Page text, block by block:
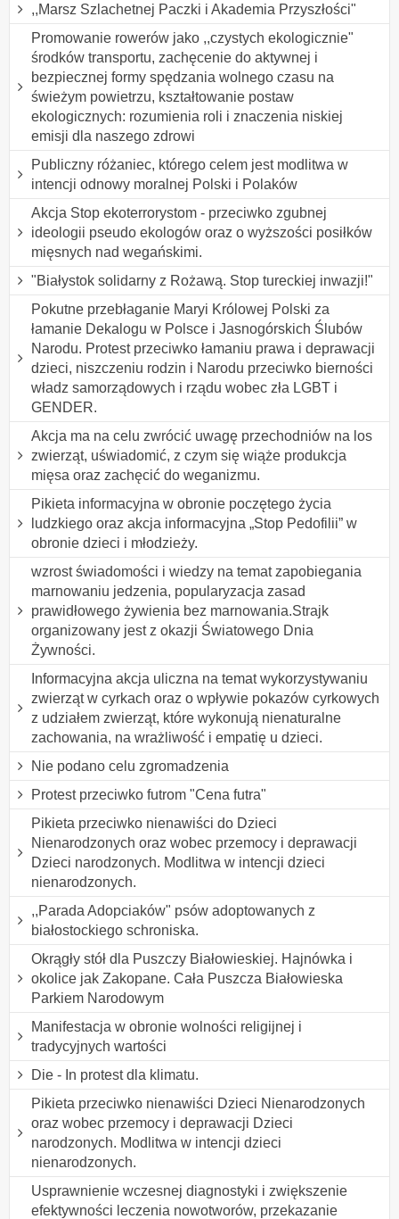
,,Marsz Szlachetnej Paczki i Akademia Przyszłości"
Promowanie rowerów jako ,,czystych ekologicznie"
środków transportu, zachęcenie do aktywnej i
bezpiecznej formy spędzania wolnego czasu na
świeżym powietrzu, kształtowanie postaw
ekologicznych: rozumienia roli i znaczenia niskiej
emisji dla naszego zdrowi
Publiczny różaniec, którego celem jest modlitwa w
intencji odnowy moralnej Polski i Polaków
Akcja Stop ekoterrorystom - przeciwko zgubnej
ideologii pseudo ekologów oraz o wyższości posiłków
mięsnych nad wegańskimi.
"Białystok solidarny z Rożawą. Stop tureckiej inwazji!"
Pokutne przebłaganie Maryi Królowej Polski za
łamanie Dekalogu w Polsce i Jasnogórskich Ślubów
Narodu. Protest przeciwko łamaniu prawa i deprawacji
dzieci, niszczeniu rodzin i Narodu przeciwko bierności
władz samorządowych i rządu wobec zła LGBT i
GENDER.
Akcja ma na celu zwrócić uwagę przechodniów na los
zwierząt, uświadomić, z czym się wiąże produkcja
mięsa oraz zachęcić do weganizmu.
Pikieta informacyjna w obronie poczętego życia
ludzkiego oraz akcja informacyjna „Stop Pedofilii” w
obronie dzieci i młodzieży.
wzrost świadomości i wiedzy na temat zapobiegania
marnowaniu jedzenia, popularyzacja zasad
prawidłowego żywienia bez marnowania.Strajk
organizowany jest z okazji Światowego Dnia
Żywności.
Informacyjna akcja uliczna na temat wykorzystywaniu
zwierząt w cyrkach oraz o wpływie pokazów cyrkowych
z udziałem zwierząt, które wykonują nienaturalne
zachowania, na wrażliwość i empatię u dzieci.
Nie podano celu zgromadzenia
Protest przeciwko futrom "Cena futra"
Pikieta przeciwko nienawiści do Dzieci
Nienarodzonych oraz wobec przemocy i deprawacji
Dzieci narodzonych. Modlitwa w intencji dzieci
nienarodzonych.
,,Parada Adopciaków" psów adoptowanych z
białostockiego schroniska.
Okrągły stół dla Puszczy Białowieskiej. Hajnówka i
okolice jak Zakopane. Cała Puszcza Białowieska
Parkiem Narodowym
Manifestacja w obronie wolności religijnej i
tradycyjnych wartości
Die - In protest dla klimatu.
Pikieta przeciwko nienawiści Dzieci Nienarodzonych
oraz wobec przemocy i deprawacji Dzieci
narodzonych. Modlitwa w intencji dzieci
nienarodzonych.
Usprawnienie wczesnej diagnostyki i zwiększenie
efektywności leczenia nowotworów, przekazanie